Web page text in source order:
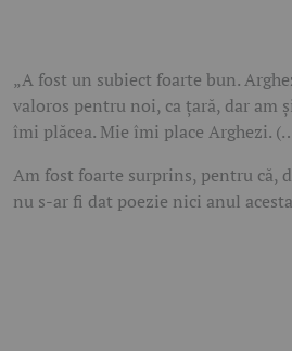
„A fost un subiect foarte bun.
valoros pentru noi, ca țară, dar am
îmi plăcea. Mie îmi place Arghezi.
Am fost foarte surprins, pentru că,
nu s-ar fi dat poezie nici anul